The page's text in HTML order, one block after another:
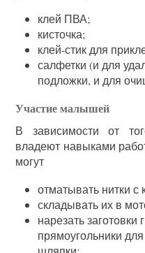
клей ПВА;
кисточка;
клей-стик для
салфетки (и для
подложки, и для
Участие малышей
В зависимости от
владеют навыками
могут
отматывать нитки с
складывать их в
нарезать
прямоугольники